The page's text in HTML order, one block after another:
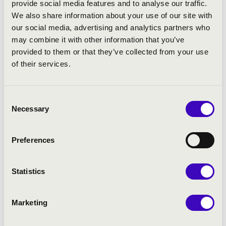
provide social media features and to analyse our traffic.
We also share information about your use of our site with
our social media, advertising and analytics partners who
may combine it with other information that you’ve
provided to them or that they’ve collected from your use
of their services.
Selection
Necessary
Preferences
Statistics
Marketing